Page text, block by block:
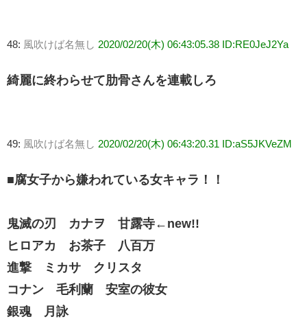
48: 風吹けば名無し 2020/02/20(木) 06:43:05.38 ID:RE0JeJ2Ya
綺麗に終わらせて肋骨さんを連載しろ
49: 風吹けば名無し 2020/02/20(木) 06:43:20.31 ID:aS5JKVeZM
■腐女子から嫌われている女キャラ！！
鬼滅の刃 カナヲ 甘露寺←new!!
ヒロアカ お茶子 八百万
進撃 ミカサ クリスタ
コナン 毛利蘭 安室の彼女
銀魂 月詠